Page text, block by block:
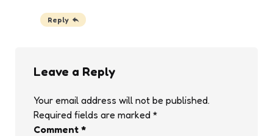
Reply
Leave a Reply
Your email address will not be published.
Required fields are marked *
Comment *